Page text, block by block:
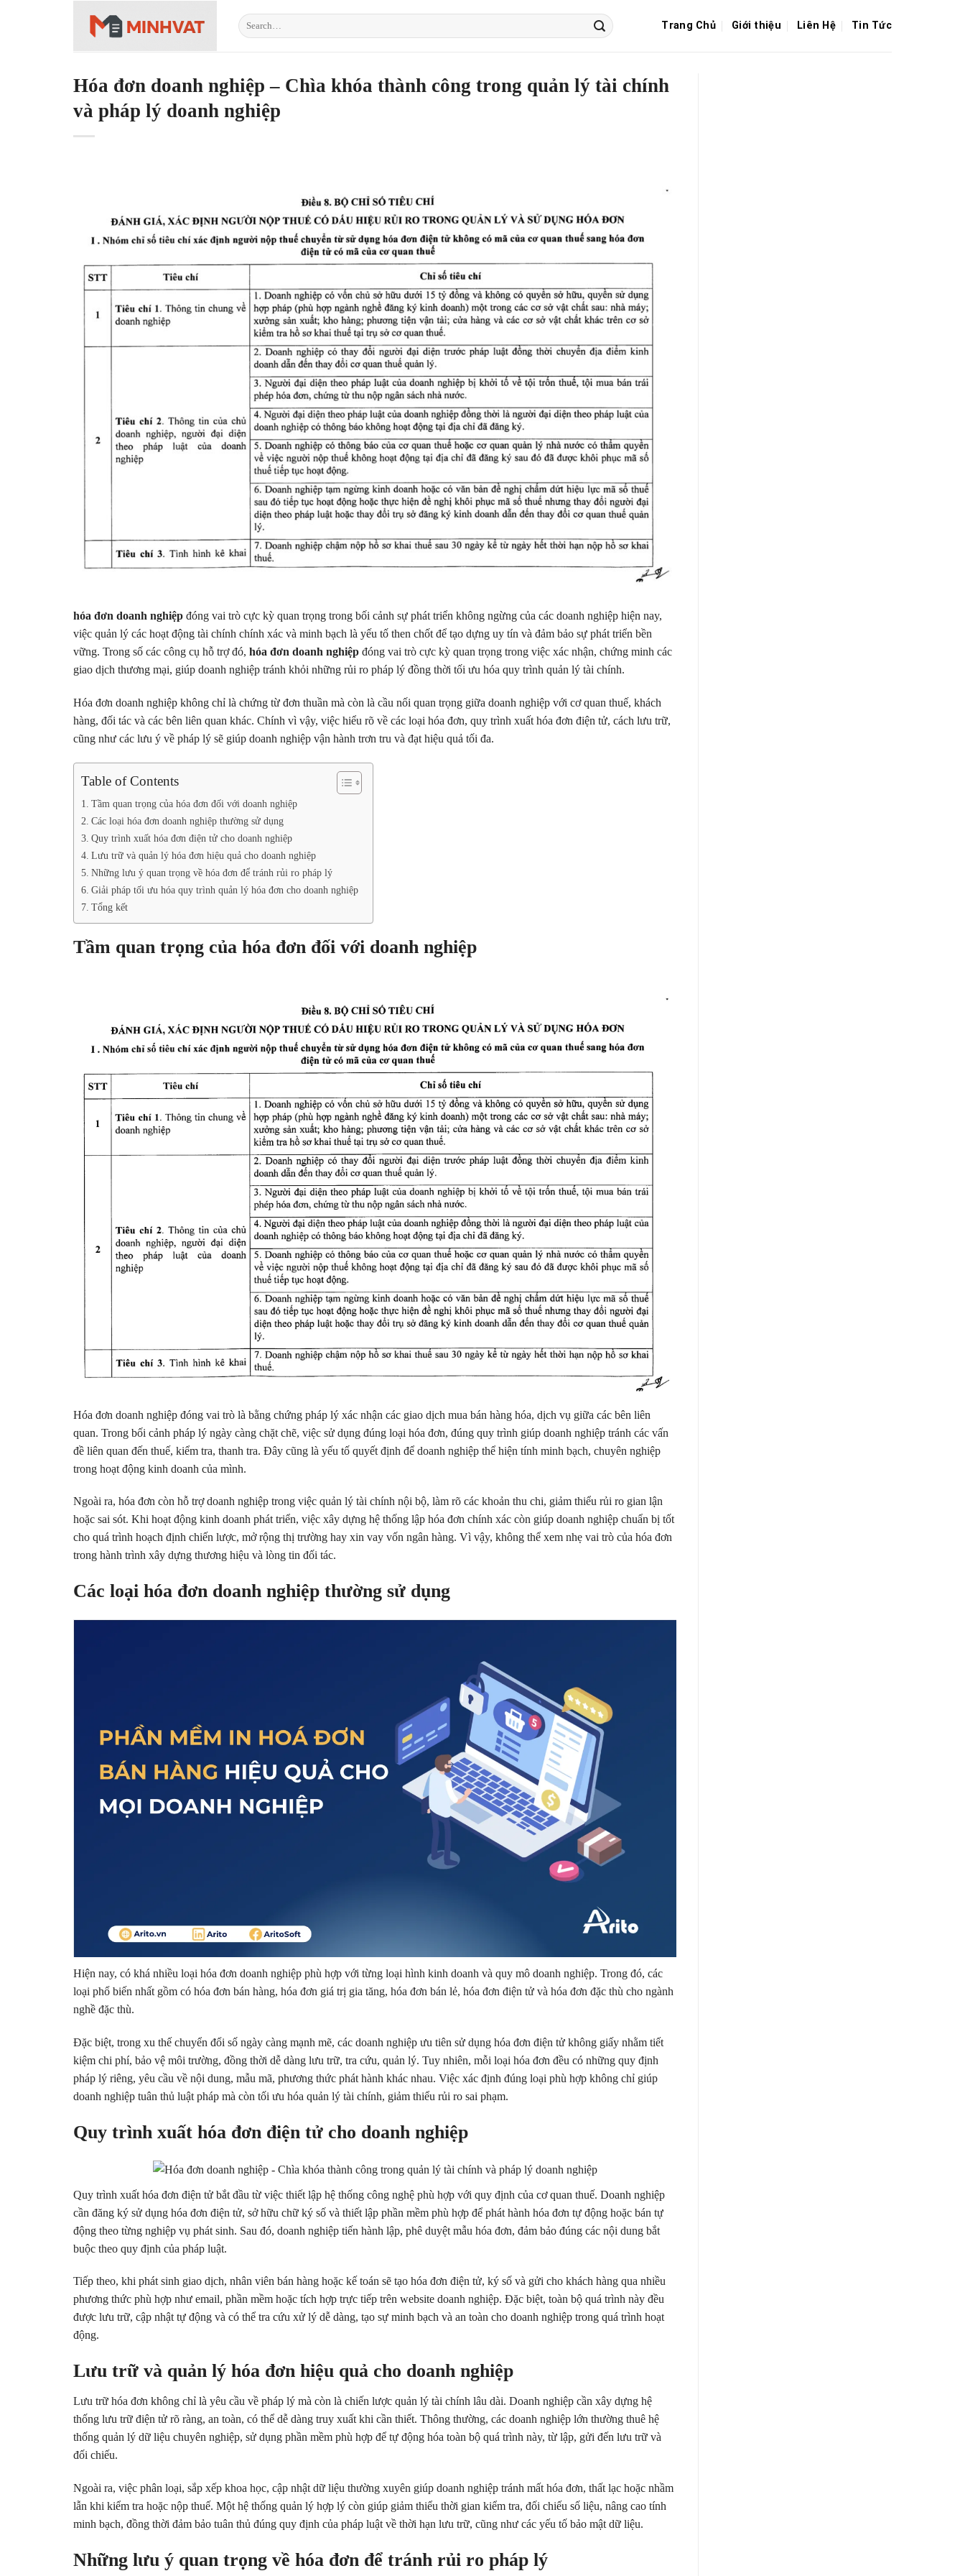
Trang Chủ Giới thiệu Liên Hệ Tin Tức
Hóa đơn doanh nghiệp – Chìa khóa thành công trong quản lý tài chính
và pháp lý doanh nghiệp
hóa đơn doanh nghiệp đóng vai trò cực kỳ quan trọng trong bối cảnh sự phát triển không ngừng của các doanh nghiệp hiện nay,
việc quản lý các hoạt động tài chính chính xác và minh bạch là yếu tố then chốt để tạo dựng uy tín và đảm bảo sự phát triển bền
vững. Trong số các công cụ hỗ trợ đó, hóa đơn doanh nghiệp đóng vai trò cực kỳ quan trọng trong việc xác nhận, chứng minh các
giao dịch thương mại, giúp doanh nghiệp tránh khỏi những rủi ro pháp lý đồng thời tối ưu hóa quy trình quản lý tài chính.
Hóa đơn doanh nghiệp không chỉ là chứng từ đơn thuần mà còn là cầu nối quan trọng giữa doanh nghiệp với cơ quan thuế, khách
hàng, đối tác và các bên liên quan khác. Chính vì vậy, việc hiểu rõ về các loại hóa đơn, quy trình xuất hóa đơn điện tử, cách lưu trữ,
cũng như các lưu ý về pháp lý sẽ giúp doanh nghiệp vận hành trơn tru và đạt hiệu quả tối đa.
Table of Contents
Tầm quan trọng của hóa đơn đối với doanh nghiệp
Các loại hóa đơn doanh nghiệp thường sử dụng
Quy trình xuất hóa đơn điện tử cho doanh nghiệp
Lưu trữ và quản lý hóa đơn hiệu quả cho doanh nghiệp
Những lưu ý quan trọng về hóa đơn để tránh rủi ro pháp lý
Giải pháp tối ưu hóa quy trình quản lý hóa đơn cho doanh nghiệp
Tổng kết
Tầm quan trọng của hóa đơn đối với doanh nghiệp
Hóa đơn doanh nghiệp đóng vai trò là bằng chứng pháp lý xác nhận các giao dịch mua bán hàng hóa, dịch vụ giữa các bên liên
quan. Trong bối cảnh pháp lý ngày càng chặt chẽ, việc sử dụng đúng loại hóa đơn, đúng quy trình giúp doanh nghiệp tránh các vấn
đề liên quan đến thuế, kiểm tra, thanh tra. Đây cũng là yếu tố quyết định để doanh nghiệp thể hiện tính minh bạch, chuyên nghiệp
trong hoạt động kinh doanh của mình.
Ngoài ra, hóa đơn còn hỗ trợ doanh nghiệp trong việc quản lý tài chính nội bộ, làm rõ các khoản thu chi, giảm thiểu rủi ro gian lận
hoặc sai sót. Khi hoạt động kinh doanh phát triển, việc xây dựng hệ thống lập hóa đơn chính xác còn giúp doanh nghiệp chuẩn bị tốt
cho quá trình hoạch định chiến lược, mở rộng thị trường hay xin vay vốn ngân hàng. Vì vậy, không thể xem nhẹ vai trò của hóa đơn
trong hành trình xây dựng thương hiệu và lòng tin đối tác.
Các loại hóa đơn doanh nghiệp thường sử dụng
Hiện nay, có khá nhiều loại hóa đơn doanh nghiệp phù hợp với từng loại hình kinh doanh và quy mô doanh nghiệp. Trong đó, các
loại phổ biến nhất gồm có hóa đơn bán hàng, hóa đơn giá trị gia tăng, hóa đơn bán lẻ, hóa đơn điện tử và hóa đơn đặc thù cho ngành
nghề đặc thù.
Đặc biệt, trong xu thế chuyển đổi số ngày càng mạnh mẽ, các doanh nghiệp ưu tiên sử dụng hóa đơn điện tử không giấy nhằm tiết
kiệm chi phí, bảo vệ môi trường, đồng thời dễ dàng lưu trữ, tra cứu, quản lý. Tuy nhiên, mỗi loại hóa đơn đều có những quy định
pháp lý riêng, yêu cầu về nội dung, mẫu mã, phương thức phát hành khác nhau. Việc xác định đúng loại phù hợp không chỉ giúp
doanh nghiệp tuân thủ luật pháp mà còn tối ưu hóa quản lý tài chính, giảm thiểu rủi ro sai phạm.
Quy trình xuất hóa đơn điện tử cho doanh nghiệp
Quy trình xuất hóa đơn điện tử bắt đầu từ việc thiết lập hệ thống công nghệ phù hợp với quy định của cơ quan thuế. Doanh nghiệp
cần đăng ký sử dụng hóa đơn điện tử, sở hữu chữ ký số và thiết lập phần mềm phù hợp để phát hành hóa đơn tự động hoặc bán tự
động theo từng nghiệp vụ phát sinh. Sau đó, doanh nghiệp tiến hành lập, phê duyệt mẫu hóa đơn, đảm bảo đúng các nội dung bắt
buộc theo quy định của pháp luật.
Tiếp theo, khi phát sinh giao dịch, nhân viên bán hàng hoặc kế toán sẽ tạo hóa đơn điện tử, ký số và gửi cho khách hàng qua nhiều
phương thức phù hợp như email, phần mềm hoặc tích hợp trực tiếp trên website doanh nghiệp. Đặc biệt, toàn bộ quá trình này đều
được lưu trữ, cập nhật tự động và có thể tra cứu xử lý dễ dàng, tạo sự minh bạch và an toàn cho doanh nghiệp trong quá trình hoạt
động.
Lưu trữ và quản lý hóa đơn hiệu quả cho doanh nghiệp
Lưu trữ hóa đơn không chỉ là yêu cầu về pháp lý mà còn là chiến lược quản lý tài chính lâu dài. Doanh nghiệp cần xây dựng hệ
thống lưu trữ điện tử rõ ràng, an toàn, có thể dễ dàng truy xuất khi cần thiết. Thông thường, các doanh nghiệp lớn thường thuê hệ
thống quản lý dữ liệu chuyên nghiệp, sử dụng phần mềm phù hợp để tự động hóa toàn bộ quá trình này, từ lập, gửi đến lưu trữ và
đối chiếu.
Ngoài ra, việc phân loại, sắp xếp khoa học, cập nhật dữ liệu thường xuyên giúp doanh nghiệp tránh mất hóa đơn, thất lạc hoặc nhầm
lẫn khi kiểm tra hoặc nộp thuế. Một hệ thống quản lý hợp lý còn giúp giảm thiểu thời gian kiểm tra, đối chiếu số liệu, nâng cao tính
minh bạch, đồng thời đảm bảo tuân thủ đúng quy định của pháp luật về thời hạn lưu trữ, cũng như các yếu tố bảo mật dữ liệu.
Những lưu ý quan trọng về hóa đơn để tránh rủi ro pháp lý